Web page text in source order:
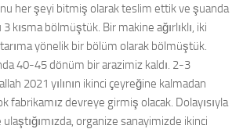
her şeyi bitmiş olarak teslim ettik ve şuanda
kısma bölmüştük. Bir makine ağırlıklı, iki
tarıma yönelik bir bölüm olarak bölmüştük.
40-45 dönüm bir arazimiz kaldı. 2-3
2021 yılının ikinci çeyreğine kalmadan
fabrikamız devreye girmiş olacak. Dolayısıyla
ulaştığımızda, organize sanayimizde ikinci